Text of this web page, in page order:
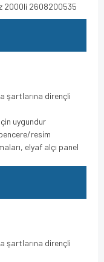
2000li 2608200535
şartlarına dirençli
uygundur
resim
elyaf alçı panel
şartlarına dirençli